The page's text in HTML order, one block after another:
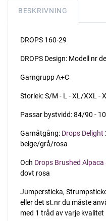
BESKRIVNING
DROPS 160-29
DROPS Design: Modell nr
Garngrupp A+C
Storlek: S/M - L - XL/XXL -
Passar bystvidd: 84/90 -
Garnåtgång: Drops Delight
beige/grå/rosa
Och Drops Brushed Alpaca
dovt rosa
Jumpersticka,
eller det st.nr du måste
med 1 tråd av varje kvalitet